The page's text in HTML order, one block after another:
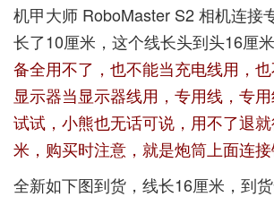
机甲大师 RoboMaster S2 相机连接
长了10厘米，这个线长头到头16厘米
备全用不了，也不能当充电线用，
显示器当显示器线用，专用线，专
试试，小熊也无话可说，用不了退
米，购买时注意，就是炮筒上面连接
全新如下图到货，线长16厘米，到